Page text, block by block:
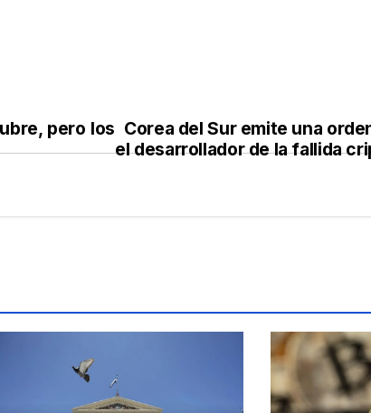
Corea del Sur emite una
el desarrollador de la fallida
pero los